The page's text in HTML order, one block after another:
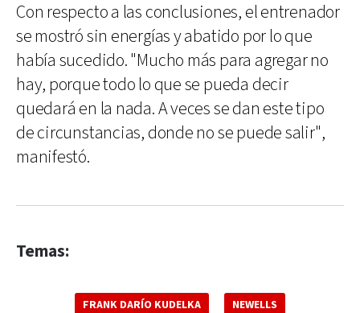
Con respecto a las conclusiones, el entrenador
se mostró sin energías y abatido por lo que
había sucedido. "Mucho más para agregar no
hay, porque todo lo que se pueda decir
quedará en la nada. A veces se dan este tipo
de circunstancias, donde no se puede salir",
manifestó.
Temas:
FRANK DARÍO KUDELKA NEWELLS